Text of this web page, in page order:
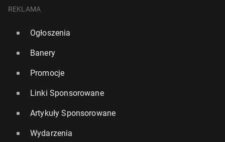
REKLAMA
Ogłoszenia
Banery
Promocje
Linki Sponsorowane
Artykuły Sponsorowane
Wydarzenia